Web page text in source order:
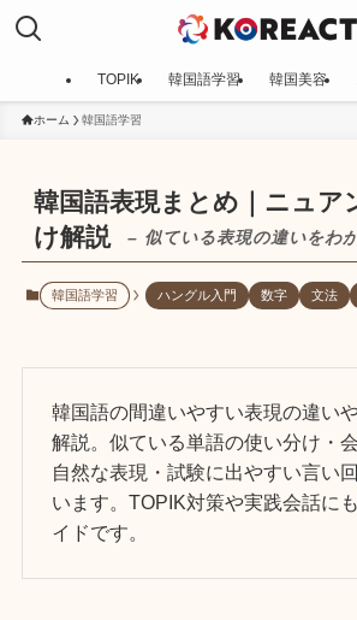
TOPIK 韓国語学習 韓国美容
ホーム 韓国語学習
韓国語表現まとめ｜ニュア
け解説
– 似ている表現の違いをわ
韓国語学習 ハングル入門 数字 文法
韓国語の間違いやすい表現の違い
解説。似ている単語の使い分け・
自然な表現・試験に出やすい言い
います。TOPIK対策や実践会話に
イドです。